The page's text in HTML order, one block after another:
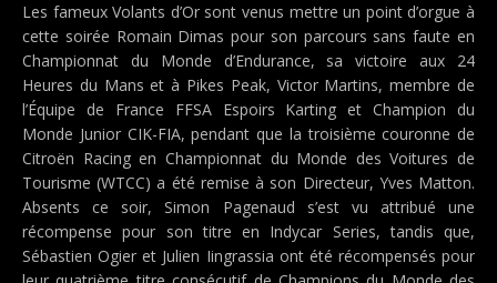
Les fameux Volants d’Or sont venus mettre un point d’orgue à
cette soirée Romain Dimas pour son parcours sans faute en
Championnat du Monde d’Endurance, sa victoire aux 24
Heures du Mans et à Pikes Peak, Victor Martins, membre de
l’Équipe de France FFSA Espoirs Karting et Champion du
Monde Junior CIK-FIA, pendant que la troisième couronne de
Citroën Racing en Championnat du Monde des Voitures de
Tourisme (WTCC) a été remise à son Directeur, Yves Matton.
Absents ce soir, Simon Pagenaud s’est vu attribué une
récompense pour son titre en Indycar Series, tandis que,
Sébastien Ogier et Julien Iingrassia ont été récompensés pour